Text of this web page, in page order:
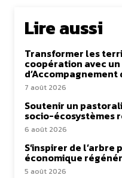
Lire aussi
Transformer les
coopération avec un
7 août 2026
Soutenir un
socio-écosystèmes
6 août 2026
S’inspirer de l’arbre
économique
5 août 2026